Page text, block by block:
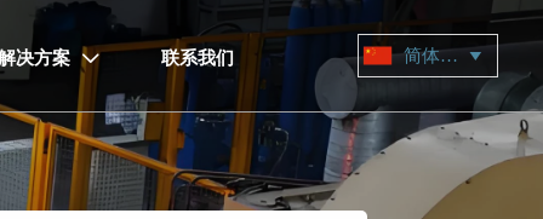
决方案  联系我们 简体中文 